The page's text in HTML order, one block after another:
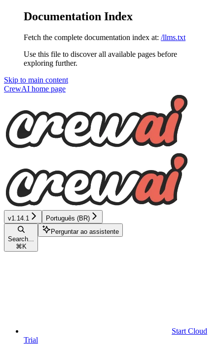
Documentation Index
Fetch the complete documentation index at: /llms.txt
Use this file to discover all available pages before
exploring further.
Skip to main content
CrewAI home page
v1.14.1 Português (BR)
Search...
⌘ K
Perguntar ao assistente
Start Cloud
Trial